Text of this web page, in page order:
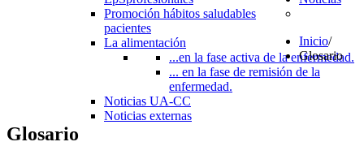
Promoción hábitos saludables
pacientes
La alimentación
...en la fase activa de la enfermedad.
... en la fase de remisión de la
enfermedad.
Noticias UA-CC
Noticias externas
Inicio/
Glosario
Glosario